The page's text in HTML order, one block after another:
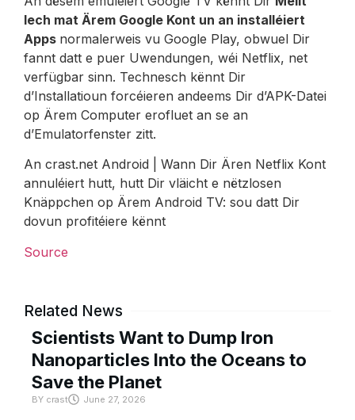
Iech mat Ärem Google Kont un an installéiert
Apps normalerweis vu Google Play, obwuel Dir
fannt datt e puer Uwendungen, wéi Netflix, net
verfügbar sinn. Technesch kënnt Dir
d’Installatioun forcéieren andeems Dir d’APK-Datei
op Ärem Computer erofluet an se an
d’Emulatorfenster zitt.
An crast.net Android | Wann Dir Ären Netflix Kont
annuléiert hutt, hutt Dir vläicht e nëtzlosen
Knäppchen op Ärem Android TV: sou datt Dir
dovun profitéiere kënnt
Source
Related News
Scientists Want to Dump Iron
Nanoparticles Into the Oceans to
Save the Planet
BY crast June 27, 2026